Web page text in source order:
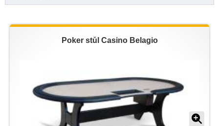
Poker stůl Casino Belagio